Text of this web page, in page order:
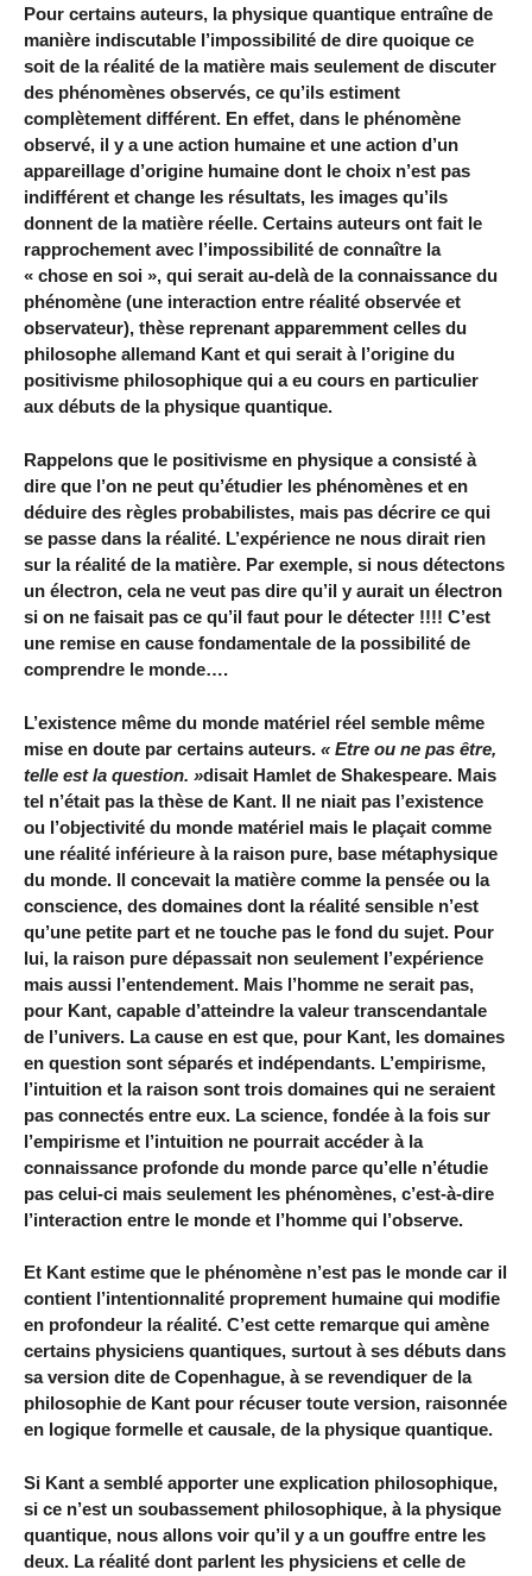
Pour certains auteurs, la physique quantique entraîne de
manière indiscutable l’impossibilité de dire quoique ce
soit de la réalité de la matière mais seulement de discuter
des phénomènes observés, ce qu’ils estiment
complètement différent. En effet, dans le phénomène
observé, il y a une action humaine et une action d’un
appareillage d’origine humaine dont le choix n’est pas
indifférent et change les résultats, les images qu’ils
donnent de la matière réelle. Certains auteurs ont fait le
rapprochement avec l’impossibilité de connaître la
« chose en soi », qui serait au-delà de la connaissance du
phénomène (une interaction entre réalité observée et
observateur), thèse reprenant apparemment celles du
philosophe allemand Kant et qui serait à l’origine du
positivisme philosophique qui a eu cours en particulier
aux débuts de la physique quantique.
Rappelons que le positivisme en physique a consisté à
dire que l’on ne peut qu’étudier les phénomènes et en
déduire des règles probabilistes, mais pas décrire ce qui
se passe dans la réalité. L’expérience ne nous dirait rien
sur la réalité de la matière. Par exemple, si nous détectons
un électron, cela ne veut pas dire qu’il y aurait un électron
si on ne faisait pas ce qu’il faut pour le détecter !!!! C’est
une remise en cause fondamentale de la possibilité de
comprendre le monde….
L’existence même du monde matériel réel semble même
mise en doute par certains auteurs. « Etre ou ne pas être,
telle est la question. »disait Hamlet de Shakespeare. Mais
tel n’était pas la thèse de Kant. Il ne niait pas l’existence
ou l’objectivité du monde matériel mais le plaçait comme
une réalité inférieure à la raison pure, base métaphysique
du monde. Il concevait la matière comme la pensée ou la
conscience, des domaines dont la réalité sensible n’est
qu’une petite part et ne touche pas le fond du sujet. Pour
lui, la raison pure dépassait non seulement l’expérience
mais aussi l’entendement. Mais l’homme ne serait pas,
pour Kant, capable d’atteindre la valeur transcendantale
de l’univers. La cause en est que, pour Kant, les domaines
en question sont séparés et indépendants. L’empirisme,
l’intuition et la raison sont trois domaines qui ne seraient
pas connectés entre eux. La science, fondée à la fois sur
l’empirisme et l’intuition ne pourrait accéder à la
connaissance profonde du monde parce qu’elle n’étudie
pas celui-ci mais seulement les phénomènes, c’est-à-dire
l’interaction entre le monde et l’homme qui l’observe.
Et Kant estime que le phénomène n’est pas le monde car il
contient l’intentionnalité proprement humaine qui modifie
en profondeur la réalité. C’est cette remarque qui amène
certains physiciens quantiques, surtout à ses débuts dans
sa version dite de Copenhague, à se revendiquer de la
philosophie de Kant pour récuser toute version, raisonnée
en logique formelle et causale, de la physique quantique.
Si Kant a semblé apporter une explication philosophique,
si ce n’est un soubassement philosophique, à la physique
quantique, nous allons voir qu’il y a un gouffre entre les
deux. La réalité dont parlent les physiciens et celle de